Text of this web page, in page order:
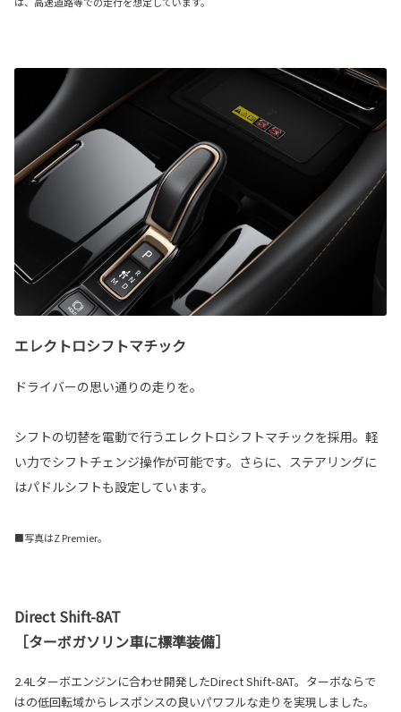
エレクトロシフトマチック
ドライバーの思い通りの走りを。
シフトの切替を電動で行うエレクトロシフトマチックを採用。軽
い力でシフトチェンジ操作が可能です。さらに、ステアリングに
はパドルシフトも設定しています。
■写真はZ Premier。
Direct Shift-8AT
［ターボガソリン車に標準装備］
2.4Lターボエンジンに合わせ開発したDirect Shift-8AT。ターボならで
はの低回転域からレスポンスの良いパワフルな走りを実現しました。